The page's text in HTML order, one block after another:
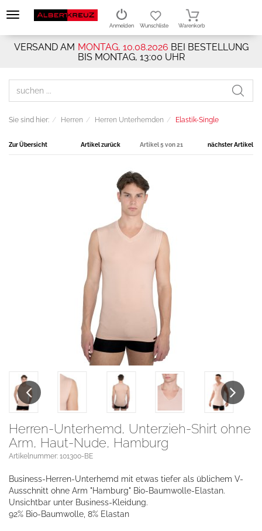
VERSAND AM MONTAG, 10.08.2026 BEI BESTELLUNG
BIS MONTAG, 13:00 UHR
Anmelden Wunschliste Warenkorb
Sie sind hier: Herren Herren Unterhemden Elastik-Single
Zur Übersicht Artikel zurück Artikel 5 von 21 nächster Artikel
Previous Next
Herren-Unterhemd, Unterzieh-Shirt ohne
Arm, Haut-Nude, Hamburg
Artikelnummer: 101300-BE
Business-Herren-Unterhemd mit etwas tiefer als üblichem V-
Ausschnitt ohne Arm "Hamburg" Bio-Baumwolle-Elastan.
Unsichtbar unter Business-Kleidung.
92% Bio-Baumwolle, 8% Elastan